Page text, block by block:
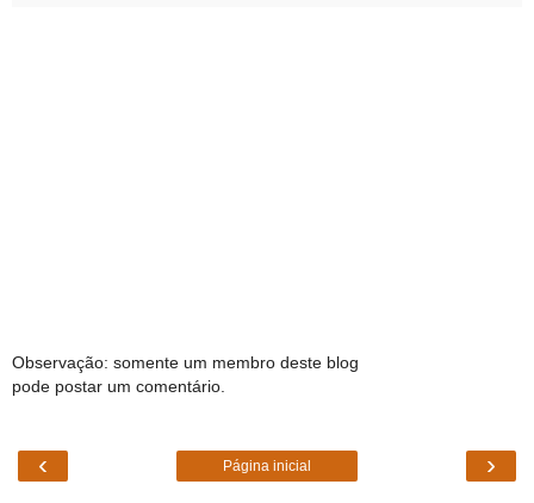
Observação: somente um membro deste blog
pode postar um comentário.
‹ ›
Página inicial